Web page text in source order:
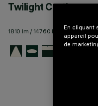
Twilight Cortina sur
1810 lm / 14760 lm - 156 lm/W
En cliquant
appareil
de